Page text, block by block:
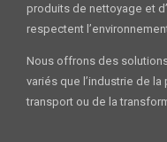
produits de nettoyage et
respectent
Nous offrons des
variés que l’industrie de
transport ou de la